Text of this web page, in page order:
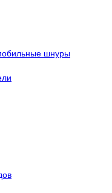
шнуры